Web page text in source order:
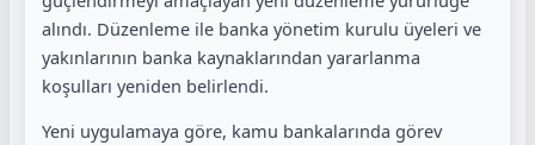
alındı. Düzenleme ile banka yönetim kurulu üyeleri ve
yakınlarının banka kaynaklarından yararlanma
koşulları yeniden belirlendi.
Yeni uygulamaya göre, kamu bankalarında görev